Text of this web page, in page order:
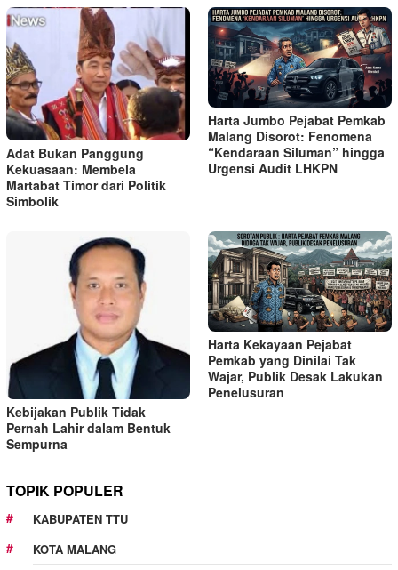
Adat Bukan Panggung
Kekuasaan: Membela
Martabat Timor dari Politik
Simbolik
Harta Jumbo Pejabat Pemkab
Malang Disorot: Fenomena
“Kendaraan Siluman” hingga
Urgensi Audit LHKPN
Kebijakan Publik Tidak
Pernah Lahir dalam Bentuk
Sempurna
Harta Kekayaan Pejabat
Pemkab yang Dinilai Tak
Wajar, Publik Desak Lakukan
Penelusuran
TOPIK POPULER
KABUPATEN TTU
KOTA MALANG